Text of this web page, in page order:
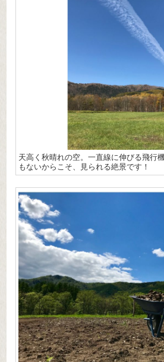
天高く秋晴れの空。一直線に伸びる飛行
もないからこそ、見られる絶景です！